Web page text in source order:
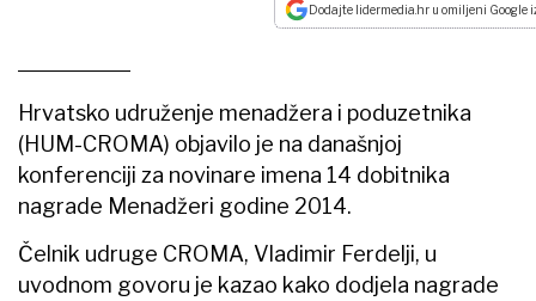
Dodajte lidermedia.hr u omiljeni Google
Hrvatsko udruženje menadžera i poduzetnika
(HUM-CROMA) objavilo je na današnjoj
konferenciji za novinare imena 14 dobitnika
nagrade Menadžeri godine 2014.
Čelnik udruge CROMA, Vladimir Ferdelji, u
uvodnom govoru je kazao kako dodjela nagrade